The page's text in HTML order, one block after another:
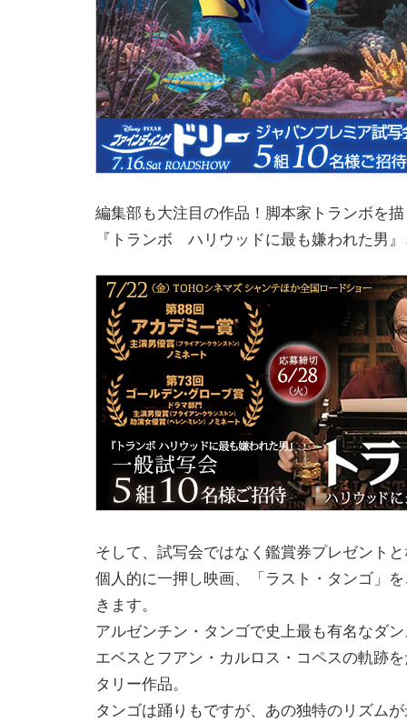
編集部も大注目の作品！脚本家トランボを
『トランボ ハリウッドに最も嫌われた男
そして、試写会ではなく鑑賞券プレゼント
個人的に一押し映画、「ラスト・タンゴ」
きます。
アルゼンチン・タンゴで史上最も有名なダ
エベスとフアン・カルロス・コペスの軌跡
タリー作品。
タンゴは踊りもですが、あの独特のリズム